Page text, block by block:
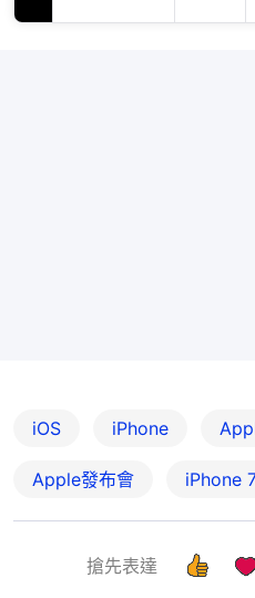
iOS iPhone
Apple發布會 iPhone
搶先表達